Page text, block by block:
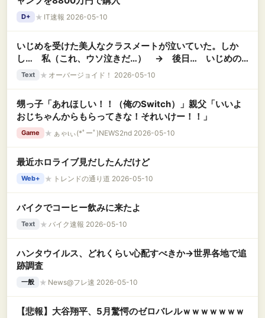
D+ ★ IT速報 2026-05-10
いじめを受けた美人なクラスメートが泣いていた。しか
し… 私（これ、ウソ泣きだ…） → 後日… いじめの
主犯「助けて！ﾀﾋにたい」私「！？」 → 美人があえて
Text ★ オーバージョイド！ 2026-05-10
甥っ子「あれほしい！！（俺のSwitch）」親父「いいよ
おじちゃんからもらってきな！それいけー！！」
Game ★ ぁゃιぃ(*ﾟーﾟ)NEWS2nd 2026-05-10
最近ホロライブ見だしたんだけど
Web+ ★ トレンドの通り道 2026-05-10
バイクでコーヒー飲みに来たよ
Text ★ バイク速報 2026-05-10
ハンタウイルス、どれくらい心配すべきか→世界各地で追
跡調査
一般 ★ News@フレ速 2026-05-10
【悲報】大谷翔平、5月驚愕のゼロバレルｗｗｗｗｗｗｗ